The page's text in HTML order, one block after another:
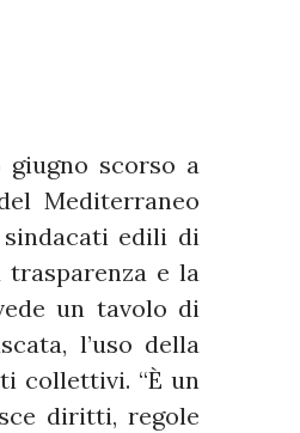
scorso a
Mediterraneo
sindacati edili di
trasparenza e la
un tavolo di
l’uso della
collettivi. “È un
diritti, regole